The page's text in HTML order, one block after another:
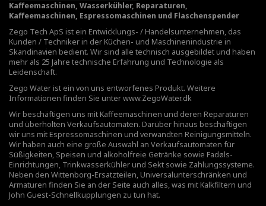
Kaffeemaschinen, Wasserkühler, Reparaturen,
Kaffeemaschinen, Espressomaschinen und Flaschenspender
Zego Tech ApS ist ein Entwicklungs- / Handelsunternehmen, das
Kunden / Techniker in der Küchen- und Maschinenindustrie in
Skandinavien bedient. Wir sind alle technisch ausgebildet und haben
mehr als 25 Jahre technische Erfahrung und Technologie als
Leidenschaft.
Zego Water ist ein von uns entworfenes Produkt. Weitere
Informationen finden Sie unterwww.ZegoWater.dk
Wir beschäftigen uns mit Kaffeemaschinen und deren Reparaturen
und überholten Verkaufsautomaten. Darüber hinaus beschäftigen
wir uns mit Espressomaschinen und verwandten Reinigungsmitteln.
Wir haben auch eine große Auswahl an Verkaufsautomaten für
Süßigkeiten, Speisen und alkoholfreie Getränke sowie Fadøls-
Einrichtungen, Trinkwasserkühler und Sekt sowie Zahlungssysteme.
Neben den Wittenborg-Ersatzteilen, Universalunterschränken und
Armaturen finden Sie an der Seite auch alles, was mit Kalkfiltern und
John Guest-Schnellkupplungen zu tun hat.